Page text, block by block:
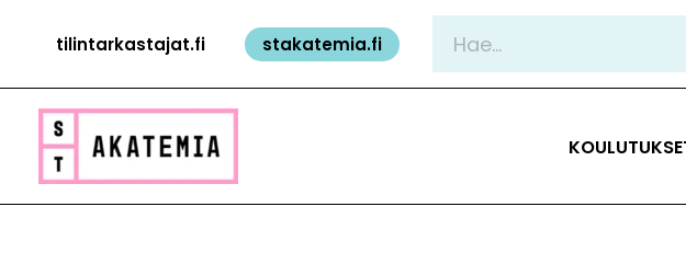
sisältööntilintarkastajat.fi stakatemia.fi